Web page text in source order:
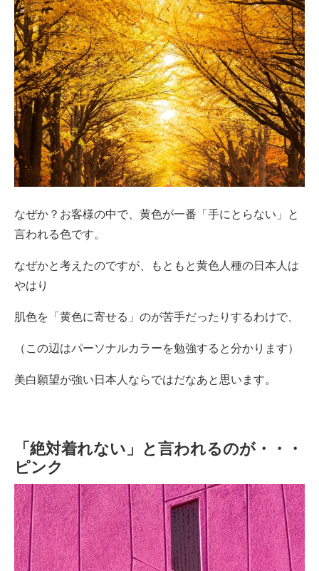
なぜか？お客様の中で、黄色が一番「手にとらない」と
言われる色です。
なぜかと考えたのですが、もともと黄色人種の日本人は
やはり
肌色を「黄色に寄せる」のが苦手だったりするわけで、
（この辺はパーソナルカラーを勉強すると分かります）
美白願望が強い日本人ならではだなあと思います。
「絶対着れない」と言われるのが・・・
ピンク